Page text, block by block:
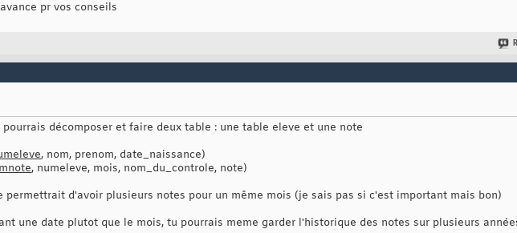
pr vos conseils
décomposer et faire deux table : une table eleve et une note
, nom, prenom, date_naissance)
, numeleve, mois, nom_du_controle, note)
permettrait d'avoir plusieurs notes pour un même mois (je sais pas si c'est important mais bon)
une date plutot que le mois, tu pourrais meme garder l'historique des notes sur plusieurs